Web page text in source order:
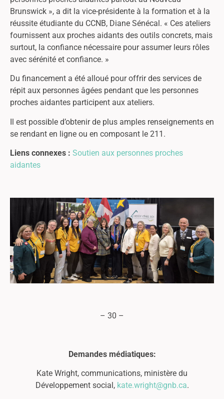
Brunswick », a dit la vice-présidente à la formation et à la
réussite étudiante du CCNB, Diane Sénécal. « Ces ateliers
fournissent aux proches aidants des outils concrets, mais
surtout, la confiance nécessaire pour assumer leurs rôles
avec sérénité et confiance. »
Du financement a été alloué pour offrir des services de
répit aux personnes âgées pendant que les personnes
proches aidantes participent aux ateliers.
Il est possible d’obtenir de plus amples renseignements en
se rendant en ligne ou en composant le 211.
Liens connexes : Soutien aux personnes proches
aidantes
– 30 –
Demandes médiatiques:
Kate Wright, communications, ministère du
Développement social, kate.wright@gnb.ca.